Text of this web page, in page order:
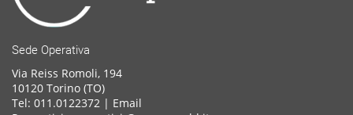
Sede Operativa
Via Reiss Romoli, 194
10120 Torino (TO)
Tel: 011.0122372 | Email